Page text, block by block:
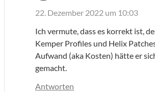
22. Dezember 2022 um 10:03
Ich vermute, dass es korrekt ist,
Kemper Profiles und Helix
Aufwand (aka Kosten) hätte er
gemacht.
Antworten